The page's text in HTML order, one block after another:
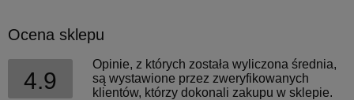
Ocena sklepu
4.9
Opinie, z których została wyliczona średnia,
są wystawione przez zweryfikowanych
klientów, którzy dokonali zakupu w sklepie.